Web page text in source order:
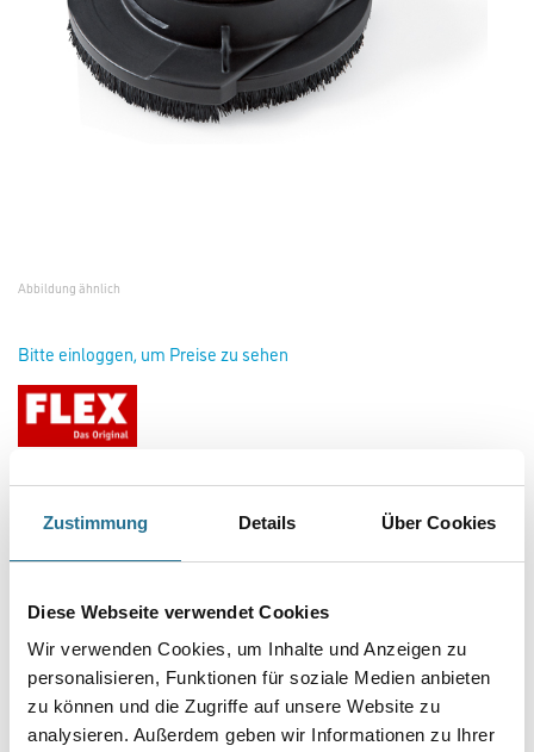
Zustimmung Details Über Cookies
Diese Webseite verwendet Cookies
Wir verwenden Cookies, um Inhalte und Anzeigen zu
personalisieren, Funktionen für soziale Medien anbieten
zu können und die Zugriffe auf unsere Website zu
analysieren. Außerdem geben wir Informationen zu Ihrer
Abbildung ähnlich
Bitte einloggen, um Preise zu sehen
Flex 366528 Absaughaube D=115mm
Art-Nr.:4021-000208
Durchmesser in millimeter
Umrechnungsfaktoren